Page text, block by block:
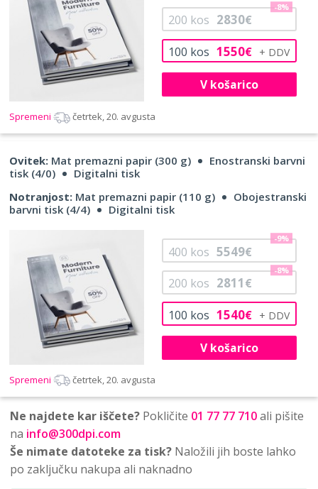
100 kos 1550€
200 kos 2830€
-8%
V košarico
Spremeni četrtek, 20. avgusta
Ovitek: Mat premazni papir (300 g)
Enostranski barvni
tisk (4/0)
Digitalni tisk
Notranjost: Mat premazni papir (110 g)
Obojestranski
barvni tisk (4/4)
Digitalni tisk
100 kos 1540€
200 kos 2811€
-8%
400 kos 5549€
-9%
V košarico
Spremeni četrtek, 20. avgusta
Ne najdete kar iščete? Pokličite 01 77 77 710ali pišite
na info@300dpi.com
Še nimate datoteke za tisk? Naložili jih boste lahko
po zaključku nakupa ali naknadno